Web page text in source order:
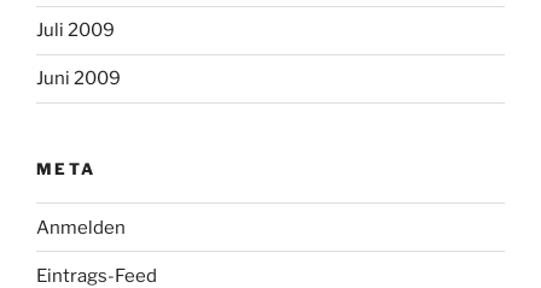
Juli 2009
Juni 2009
META
Anmelden
Eintrags-Feed